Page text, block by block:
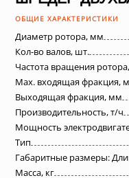
ОБЩИЕ ХАРАКТЕРИСТИКИ
Диаметр ротора, мм
Кол-во валов, шт.
Частота вращения
Max. входящая фракция,
Выходящая фракция, мм
Производительность, т/ч
Мощность
Тип
Габаритные размеры:
Масса, кг